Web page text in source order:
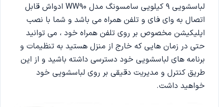
لباسشویی 9 کیلویی سامسونگ مدل WW90 ادواش قابل
اتصال به وای فای و تلفن همراه می باشد و شما با نصب
اپلیکیشن مخصوص بر روی تلفن همراه خود ، می توانید
حتی در زمان هایی که خارج از منزل هستید به تنظیمات و
برنامه های لباسشویی خود دسترسی داشته باشید و از این
طریق کنترل و مدیریت دقیقی بر روی لباسشویی خود
خواهید داشت.